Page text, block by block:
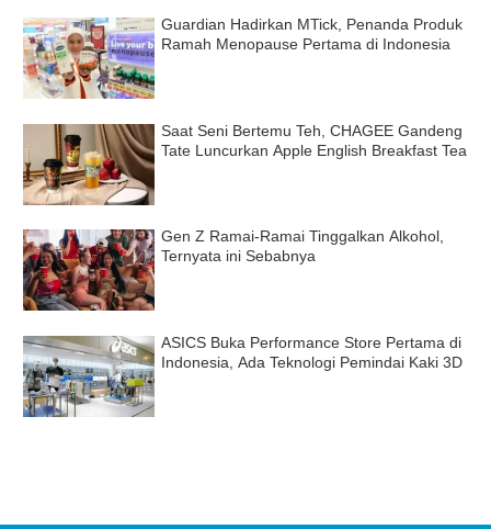
Guardian Hadirkan MTick, Penanda Produk
Ramah Menopause Pertama di Indonesia
Saat Seni Bertemu Teh, CHAGEE Gandeng
Tate Luncurkan Apple English Breakfast Tea
Gen Z Ramai-Ramai Tinggalkan Alkohol,
Ternyata ini Sebabnya
ASICS Buka Performance Store Pertama di
Indonesia, Ada Teknologi Pemindai Kaki 3D